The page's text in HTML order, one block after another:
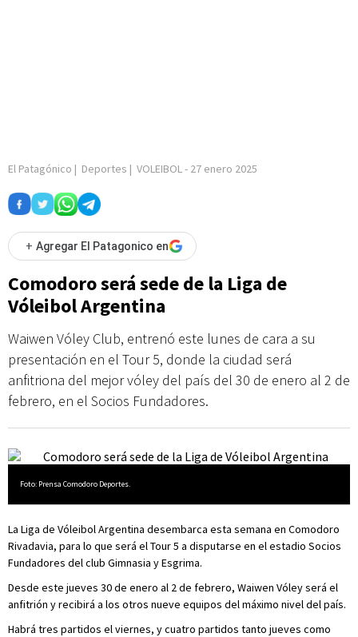
El Patagónico | Deportes | VOLEIBOL- 27 enero 2025
+ Agregar El Patagonico en
Comodoro será sede de la Liga de
Vóleibol Argentina
Waiwen Vóley Club, entrenó este lunes de cara a su
presentación en el Tour 5, donde la ciudad será
anfitriona del mejor vóley del país del 30 de enero al 2 de
febrero, en el Socios Fundadores.
Foto: Prensa Comodoro Deportes.
La Liga de Vóleibol Argentina desembarca esta semana en Comodoro
Rivadavia, para lo que será el Tour 5 a disputarse en el estadio Socios
Fundadores del club Gimnasia y Esgrima.
Desde este jueves 30 de enero al 2 de febrero, Waiwen Vóley será el
anfitrión y recibirá a los otros nueve equipos del máximo nivel del país.
Habrá tres partidos el viernes, y cuatro partidos tanto jueves como